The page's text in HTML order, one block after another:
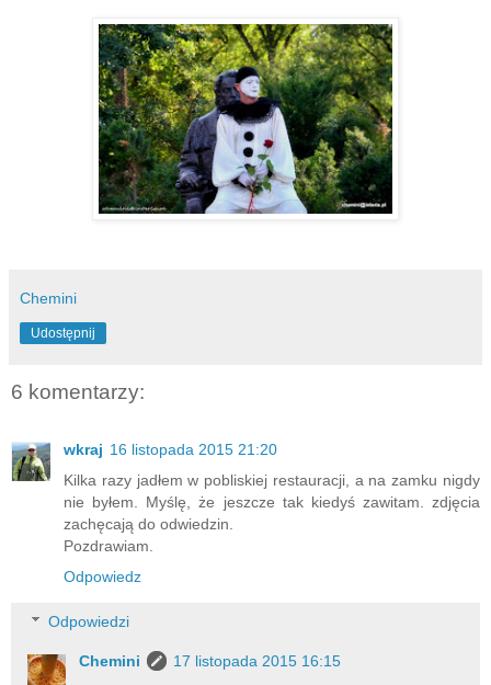
Chemini
Udostępnij
6 komentarzy:
wkraj 16 listopada 2015 21:20
Kilka razy jadłem w pobliskiej restauracji, a na zamku nigdy
nie byłem. Myślę, że jeszcze tak kiedyś zawitam. zdjęcia
zachęcają do odwiedzin.
Pozdrawiam.
Odpowiedz
Odpowiedzi
Chemini
17 listopada 2015 16:15